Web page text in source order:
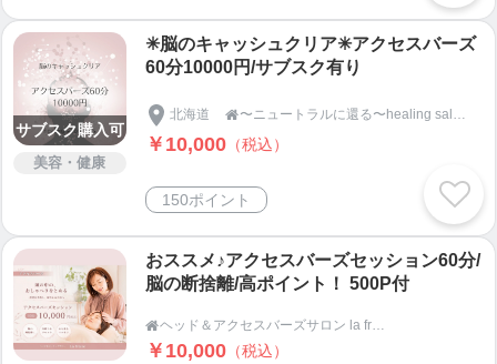
サブスク購入可
美容・健康
✳脳のキャッシュクリア✳アクセスバーズ
60分10000円/サブスク有り
北海道  〜ニュートラルに還る〜healing salon elpis(エルピス)/札幌駅
￥10,000 （税込）
150ポイント
おススメ♪アクセスバーズセッション60分/
脳の断捨離/高ポイント！ 500P付
 ヘッド＆アクセスバーズサロン la fraise ラフレーズ
￥10,000 （税込）